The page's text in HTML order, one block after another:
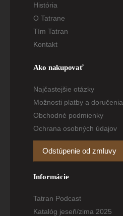
História
O Tatrane
Tím Tatran
Kontakt
Ako nakupovať
Najčastejšie otázky
Možnosti platby a doručenia
Obchodné podmienky
Ochrana osobných údajov
Odstúpenie od zmluvy
Informácie
Tatran Podcast
Katalóg jeseň/zima 2025